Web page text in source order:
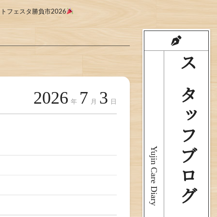
フェスタ勝負市2026
スタッフブログ
Yujin Care Diary
2026 年 7 月 3 日